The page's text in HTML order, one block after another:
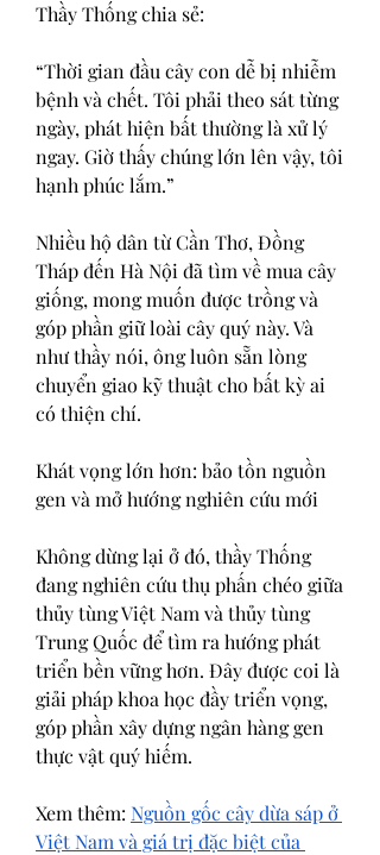
Thầy Thống chia sẻ:
“Thời gian đầu cây con dễ bị nhiễm
bệnh và chết. Tôi phải theo sát từng
ngày, phát hiện bất thường là xử lý
ngay. Giờ thấy chúng lớn lên vậy, tôi
hạnh phúc lắm.”
Nhiều hộ dân từ Cần Thơ, Đồng
Tháp đến Hà Nội đã tìm về mua cây
giống, mong muốn được trồng và
góp phần giữ loài cây quý này. Và
như thầy nói, ông luôn sẵn lòng
chuyển giao kỹ thuật cho bất kỳ ai
có thiện chí.
Khát vọng lớn hơn: bảo tồn nguồn
gen và mở hướng nghiên cứu mới
Không dừng lại ở đó, thầy Thống
đang nghiên cứu thụ phấn chéo giữa
thủy tùng Việt Nam và thủy tùng
Trung Quốc để tìm ra hướng phát
triển bền vững hơn. Đây được coi là
giải pháp khoa học đầy triển vọng,
góp phần xây dựng ngân hàng gen
thực vật quý hiếm.
Xem thêm: Nguồn gốc cây dừa sáp ở
Việt Nam và giá trị đặc biệt của